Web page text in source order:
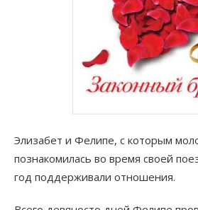
Элизабет и Фелипе, с которым
познакомилась во время своей
год поддерживали отношения.